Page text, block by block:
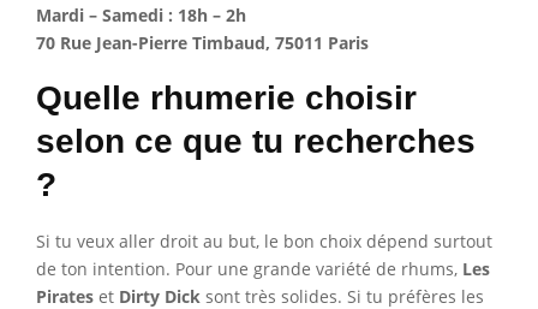
Mardi – Samedi : 18h – 2h
70 Rue Jean-Pierre Timbaud, 75011 Paris
Quelle rhumerie choisir
selon ce que tu recherches
?
Si tu veux aller droit au but, le bon choix dépend surtout
de ton intention. Pour une grande variété de rhums, Les
Pirates et Dirty Dick sont très solides. Si tu préfères les